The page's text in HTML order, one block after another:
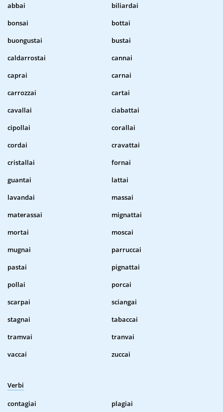
abbai
biliardai
bonsai
bottai
buongustai
bustai
caldarrostai
cannai
caprai
carnai
carrozzai
cartai
cavallai
ciabattai
cipollai
corallai
cordai
cravattai
cristallai
fornai
guantai
lattai
lavandai
massai
materassai
mignattai
mortai
moscai
mugnai
parruccai
pastai
pignattai
pollai
porcai
scarpai
sciangai
stagnai
tabaccai
tramvai
tranvai
vaccai
zuccai
Verbi
contagiai
plagiai